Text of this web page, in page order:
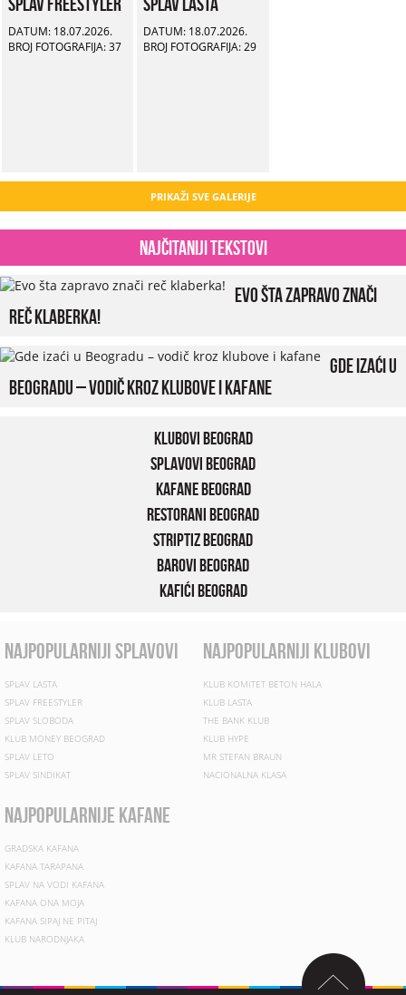
DATUM: 18.07.2026.
BROJ FOTOGRAFIJA: 37
DATUM: 18.07.2026.
BROJ FOTOGRAFIJA: 29
PRIKAŽI SVE GALERIJE
Najčitaniji tekstovi
Evo šta zapravo znači
reč klaberka!
Gde izaći u
Beogradu – vodič kroz klubove i kafane
Klubovi Beograd
Splavovi Beograd
Kafane Beograd
Restorani Beograd
Striptiz Beograd
Barovi Beograd
Kafići Beograd
najpopularniji splavovi
SPLAV LASTA
SPLAV FREESTYLER
SPLAV SLOBODA
KLUB MONEY BEOGRAD
SPLAV LETO
SPLAV SINDIKAT
najpopularniji klubovi
KLUB KOMITET BETON HALA
KLUB LASTA
THE BANK KLUB
KLUB HYPE
MR STEFAN BRAUN
NACIONALNA KLASA
najpopularnije kafane
GRADSKA KAFANA
KAFANA TARAPANA
SPLAV NA VODI KAFANA
KAFANA ONA MOJA
KAFANA SIPAJ NE PITAJ
KLUB NARODNJAKA